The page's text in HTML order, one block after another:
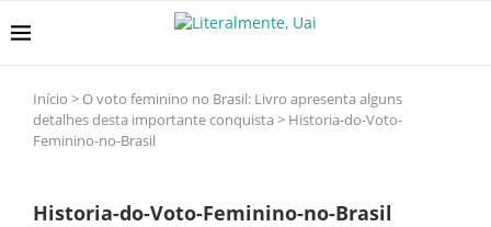
Início > O voto feminino no Brasil: Livro apresenta alguns
detalhes desta importante conquista > Historia-do-Voto-
Feminino-no-Brasil
Historia-do-Voto-Feminino-no-Brasil